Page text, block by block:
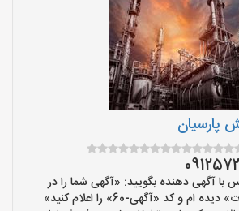
پارسیان
با آگهی دهنده بگویید: «آگهی شما را در
و کد «آگهی-60» را اعلام کنید»